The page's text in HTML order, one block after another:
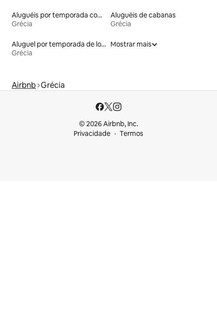
Aluguéis por temporada com café da manhã
Grécia
Aluguéis de cabanas
Grécia
Aluguel por temporada de lofts
Grécia
Mostrar mais
Airbnb Grécia
© 2026 Airbnb, Inc.
Privacidade
Termos